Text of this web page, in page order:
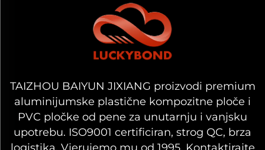
TAIZHOU BAIYUN JIXIANG proizvodi premium
aluminijumske plastične kompozitne ploče i
PVC pločke od pene za unutarnju i vanjsku
upotrebu. ISO9001 certificiran, strog QC, brza
logistika. Vjerujemo mu od 1995. Kontaktirajte